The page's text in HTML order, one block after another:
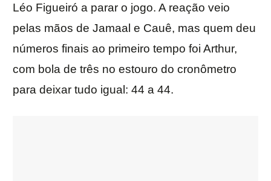
Léo Figueiró a parar o jogo. A reação veio
pelas mãos de Jamaal e Cauê, mas quem deu
números finais ao primeiro tempo foi Arthur,
com bola de três no estouro do cronômetro
para deixar tudo igual: 44 a 44.